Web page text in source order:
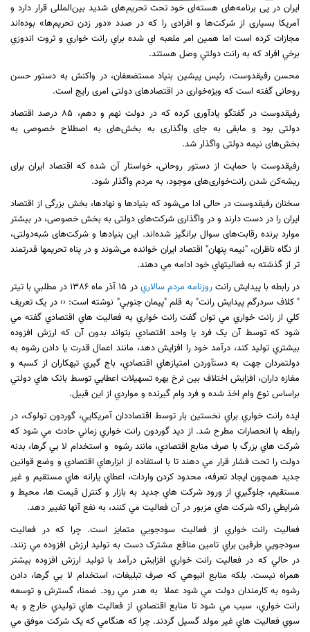
ایران در پی برنامه‌های هسته‌ای خود تحت تحریم‌های شدید بین‌المللی قرار دارد و
آمریکا بسیاری از شرکت‌ها و افرادی را که در صدد «دور زدن تحریم‌ها» بوده‌اند
مجازات کرده است اما همين امر ملعبه اي شده براي رانت خواري و ثروت اندوزي
برخي افراد كه به رانت دولتي وصل هستند.
محسن رفیقدوست، رئیس پیشین بنیاد مستضعفان، در واکنش به دستور حسن
روحانی گفته است که ویژه‌خواری در اقتصادهای دولتی امری رایج است.
رفیقدوست در گفتگو یادآوری کرده که در دولت نهم و دهم، ۸۵ درصد اقتصاد
دولتی بود و مابقی به جای واگذاری به بخش‌های به اصطلاح خصوصی به
بخش‌های نیمه دولتی واگذار شد.
رفیقدوست با حمایت از دستور روحانی، خواستار آن شده که اقتصاد ایران برای
ریشه‌کن شدن رانت‌خواری‌های موجود، به مردم واگذار شود.
سخنان رفیقدوست در حالی ادا می‌شود که بنیادها و نهادها، بخش بزرگی از اقتصاد
ایران را در دست دارند و در واگذاری شرکت‌های دولتی به بخش خصوصی، در بيشتر
مواردبرنده رقابت‌های سوال برانگيز شده‌اند. این بنیادها و شرکت‌های شبه‌دولتی،
از نگاه ناظران، "نیمه پنهان" اقتصاد ایران خوانده می‌شوند و در پناه تحريمها قدرتمند
تر از گذشته به فعاليتهاي خود ادامه مي دهند.
در رابطه با پيدايش رانتروزنامه مردم سالاري
در 15 آذر ماه 1386 در مطلبي با تيتر
" كلاف سردرگم پيدايش رانت" به قلم "پيمان جنوبي" نوشته است: ‹‹ در يک تعريف
کلي از رانت خواري مي توان گفت رانت خواري به فعاليت هاي اقتصادي گفته مي
شود که توسط آن يک فرد يا واحد اقتصادي بتواند بدون آن که ارزش افزوده
بيشتري توليد کند، درآمد خود را افزايش دهد، مانند اعمال قدرت يا دادن رشوه به
دولتمردان جهت به دستآوردن امتيازهاي اقتصادي، باج گيري تبهکاران از کسبه و
مغازه داران، افزايش اختلاف بين نرخ بهره تسهيلات اعطايي توسط بانک هاي دولتي
براساس نوع وام اخذ شده و فرد وام گيرنده و مواردي از اين قبيل.
ايده رانت خواري براي نخستين بار توسط اقتصاددان آمريکايي، گوردون تولوک، در
رابطه با انحصارات مطرح شد. از ديد گوردون رانت خواري زماني حادث مي شود که
شرکت هاي بزرگ با صرف منابع اقتصادي، مانند رشوه و استخدام لا بي گرها، بدنه
دولت را تحت فشار قرار مي دهند تا با استفاده از ابزارهاي اقتصادي و وضع قوانين
جديد همچون ايجاد تعرفه، محدود کردن واردات، اعطاي يارانه هاي مستقيم و غير
مستقيم، جلوگيري از ورود شرکت هاي جديد به بازار و کنترل قيمت ها، محيط و
شرايطي راکه شرکت هاي مزبور در آن فعاليت مي کنند، به نفع آنها تغيير دهد.
فعاليت رانت خواري از فعاليت سودجويي متمايز است. چرا که در فعاليت
سودجويي طرفين براي تامين منافع مشترک دست به توليد ارزش افزوده مي زنند.
در حالي که در فعاليت رانت خواري افزايش درآمد با توليد ارزش افزوده بيشتر
همراه نيست. بلکه منابع انبوهي که صرف تبليغات، استخدام لا بي گرها، دادن
رشوه به کارمندان دولت مي شود عملا به هدر مي رود. ضمنا، گسترش و توسعه
رانت خواري، سبب مي شود تا منابع اقتصادي از فعاليت هاي توليدي خارج و به
سوي فعاليت هاي غير مولد گسيل گردند. چرا که هنگامي که يک شرکت موفق مي